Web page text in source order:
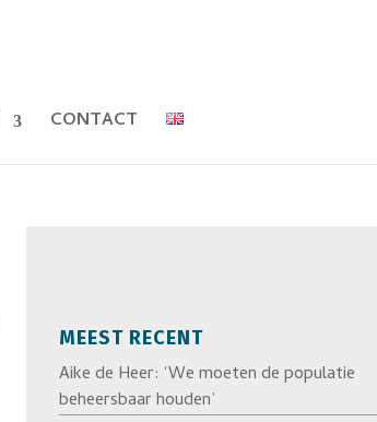
CONTACT
MEEST RECENT
Aike de Heer: ‘We moeten de populatie
beheersbaar houden’